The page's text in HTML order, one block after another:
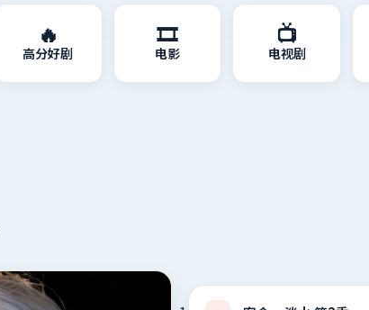
🔥
高分好剧
🎞️
电影
📺
电视剧